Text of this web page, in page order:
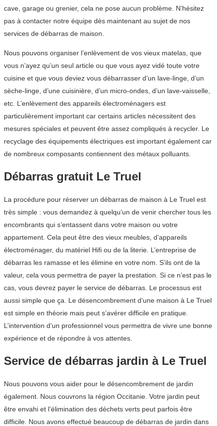
cave, garage ou grenier, cela ne pose aucun problème. N’hésitez
pas à contacter notre équipe dès maintenant au sujet de nos
services de débarras de maison.
Nous pouvons organiser l’enlèvement de vos vieux matelas, que
vous n’ayez qu’un seul article ou que vous ayez vidé toute votre
cuisine et que vous deviez vous débarrasser d’un lave-linge, d’un
sèche-linge, d’une cuisinière, d’un micro-ondes, d’un lave-vaisselle,
etc. L’enlèvement des appareils électroménagers est
particulièrement important car certains articles nécessitent des
mesures spéciales et peuvent être assez compliqués à recycler. Le
recyclage des équipements électriques est important également car
de nombreux composants contiennent des métaux polluants.
Débarras gratuit Le Truel
La procédure pour réserver un débarras de maison à Le Truel est
très simple : vous demandez à quelqu’un de venir chercher tous les
encombrants qui s’entassent dans votre maison ou votre
appartement. Cela peut être des vieux meubles, d’appareils
électroménager, du matériel Hifi ou de la literie. L’entreprise de
débarras les ramasse et les élimine en votre nom. S’ils ont de la
valeur, cela vous permettra de payer la prestation. Si ce n’est pas le
cas, vous devrez payer le service de débarras. Le processus est
aussi simple que ça. Le désencombrement d’une maison à Le Truel
est simple en théorie mais peut s’avérer difficile en pratique.
L’intervention d’un professionnel vous permettra de vivre une bonne
expérience et de répondre à vos attentes.
Service de débarras jardin à Le Truel
Nous pouvons vous aider pour le désencombrement de jardin
également. Nous couvrons la région Occitanie. Votre jardin peut
être envahi et l’élimination des déchets verts peut parfois être
difficile. Nous avons effectué beaucoup de débarras de jardin dans